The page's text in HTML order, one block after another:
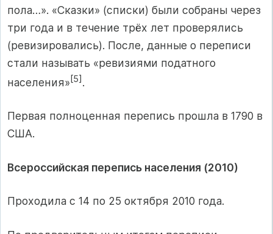
пола…». «Сказки» (списки) были собраны через
три года и в течение трёх лет проверялись
(ревизировались). После, данные о переписи
стали называть «ревизиями податного
населения» [5] .
Первая полноценная перепись прошла в 1790 в
США.
Всероссийская перепись населения (2010)
Проходила с 14 по 25 октября 2010 года.